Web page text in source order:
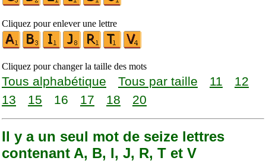
Cliquez pour enlever une lettre
Cliquez pour changer la taille des mots
Tous alphabétique Tous par taille 11
12
13
15 16 17 18 20
Il y a un seul mot de seize lettres
contenant A, B, I, J, R, T et V